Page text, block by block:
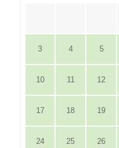
3 4 5
10 11 12
17 18 19
24 25 26